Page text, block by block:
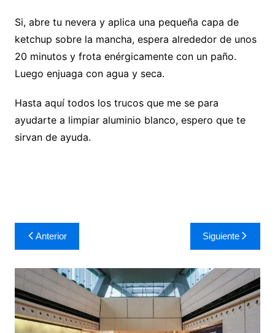
Si, abre tu nevera y aplica una pequeña capa de
ketchup sobre la mancha, espera alrededor de unos
20 minutos y frota enérgicamente con un paño.
Luego enjuaga con agua y seca.
Hasta aquí todos los trucos que me se para
ayudarte a limpiar aluminio blanco, espero que te
sirvan de ayuda.
Navegación
de
entradas
Anterior Siguiente